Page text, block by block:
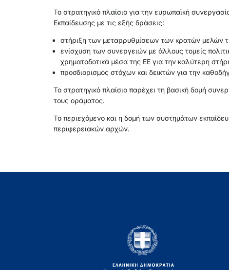
Το στρατηγικό πλαίσιο για την ευρωπαϊκή
Εκπαίδευσης με τις εξής δράσεις:
στήριξη των μεταρρυθμίσεων των κρατών μελών
ενίσχυση των συνεργειών με άλλους τομείς
χρηματοδοτικά μέσα της ΕΕ για την καλύτερη
προσδιορισμός στόχων και δεικτών για την
Το στρατηγικό πλαίσιο παρέχει τη βασική δομή
τους οράματος.
Το περιεχόμενο και η δομή των συστημάτων
περιφερειακών αρχών.